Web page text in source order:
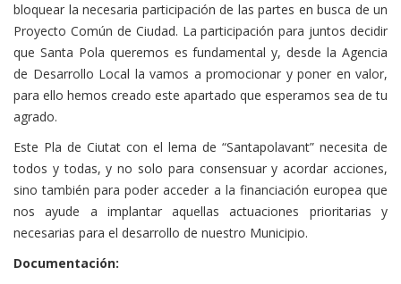
bloquear la necesaria participación de las partes en busca de un
Proyecto Común de Ciudad. La participación para juntos decidir
que Santa Pola queremos es fundamental y, desde la Agencia
de Desarrollo Local la vamos a promocionar y poner en valor,
para ello hemos creado este apartado que esperamos sea de tu
agrado.
Este Pla de Ciutat con el lema de “Santapolavant” necesita de
todos y todas, y no solo para consensuar y acordar acciones,
sino también para poder acceder a la financiación europea que
nos ayude a implantar aquellas actuaciones prioritarias y
necesarias para el desarrollo de nuestro Municipio.
Documentación: